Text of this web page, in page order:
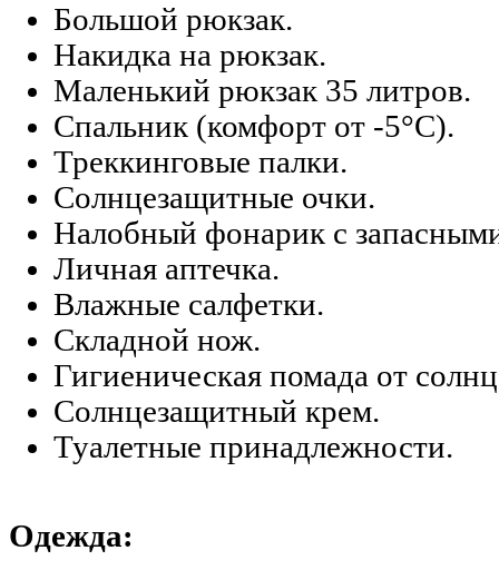
Большой рюкзак.
Накидка на рюкзак.
Маленький рюкзак 35 литров.
Спальник (комфорт от -5°С).
Треккинговые палки.
Солнцезащитные очки.
Налобный фонарик с
Личная аптечка.
Влажные салфетки.
Складной нож.
Гигиеническая помада от
Солнцезащитный крем.
Туалетные принадлежности.
Одежда: